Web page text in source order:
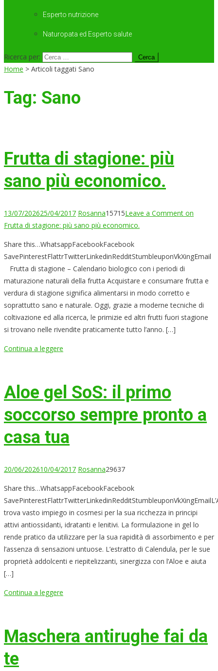
Esperto nutrizione
Naturopata ed Esperto salute
Ricerca per:
Home > Articoli taggati Sano
Tag: Sano
Frutta di stagione: più
sano più economico.
13/07/202625/04/2017 Rosanna15715Leave a Comment on
Frutta di stagione: più sano più economico.
Share this…WhatsappFacebookFacebook
SavePinterestFlattrTwitterLinkedinRedditStumbleuponVkXingEmail
Frutta di stagione – Calendario biologico con i periodi di
maturazione naturali della frutta Acquistare e consumare frutta e
verdura di stagione significa alimentarsi in modo corretto e
soprattutto sano e naturale. Oggi, grazie a moderne tecniche di
coltivazione ed alla ricerca, le primizie ed altri frutti fuori stagione
si trovano nelle rivendite praticamente tutto l’anno. […]
Continua a leggere
Aloe gel SoS: il primo
soccorso sempre pronto a
casa tua
20/06/202610/04/2017 Rosanna29637
Share this…WhatsappFacebookFacebook
trova vasto impiego in cosmesi per la sua ricchezza in principi
attivi antiossidanti, idratanti e lenitivi. La formulazione in gel lo
rende pratico da utilizzare per la sua rapidità di assorbimento e per
l’assenza di sensazioni untuose. L’estratto di Calendula, per le sue
proprietà addolcenti e riepitelizzanti, sinergizza con l’Aloe e aiuta
[…]
Continua a leggere
Maschera antirughe fai da
te